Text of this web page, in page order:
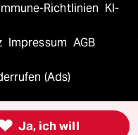
Richtlinien KI-
Impressum AGB
(Ads)
Ja, ich will